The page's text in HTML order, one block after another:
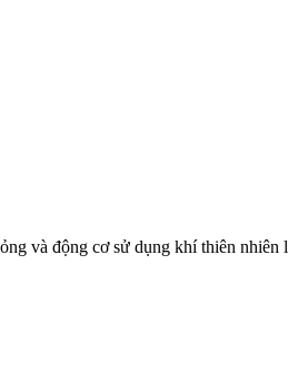
và động cơ sử dụng khí thiên